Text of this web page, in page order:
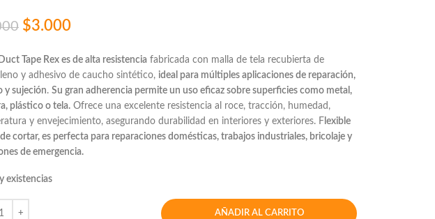
$3.000
Tape Rex es de alta resistencia fabricada con malla de tela recubierta de
y adhesivo de caucho sintético, ideal para múltiples aplicaciones de reparación,
y sujeción. Su gran adherencia permite un uso eficaz sobre superficies como metal,
plástico o tela. Ofrece una excelente resistencia al roce, tracción, humedad,
y envejecimiento, asegurando durabilidad en interiores y exteriores. F lexible
cortar, es perfecta para reparaciones domésticas, trabajos industriales, bricolaje y
de emergencia.
existencias
AÑADIR AL CARRITO